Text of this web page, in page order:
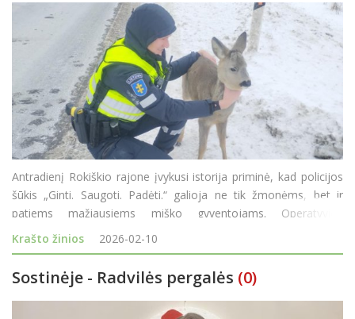
Antradienį Rokiškio rajone įvykusi istorija priminė, kad policijos
šūkis „Ginti. Saugoti. Padėti.“ galioja ne tik žmonėms, bet ir
patiems mažiausiems miško gyventojams. Operatyvios
reakcijos dėka kelyje gulėjęs stirniukas šiuo metu saugus. Viskas
prasidėj
Krašto žinios 2026-02-10
Sostinėje - Radvilės pergalės (0)